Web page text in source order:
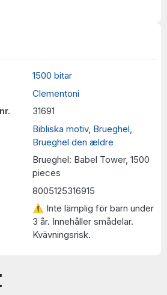
1500 bitar
Clementoni
31691
Bibliska motiv, Brueghel
Brueghel den ældre
Brueghel: Babel Tower, 1500
pieces
8005125316915
⚠ Inte lämplig för barn under
3 år. Innehåller smådelar.
Kvävningsrisk.